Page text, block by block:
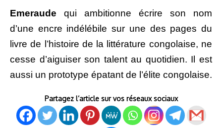
Emeraude qui ambitionne écrire son nom
d’une encre indélébile sur une des pages du
livre de l’histoire de la littérature congolaise, ne
cesse d’aiguiser son talent au quotidien. Il est
aussi un prototype épatant de l’élite congolaise.
Partagez l’article sur vos réseaux sociaux